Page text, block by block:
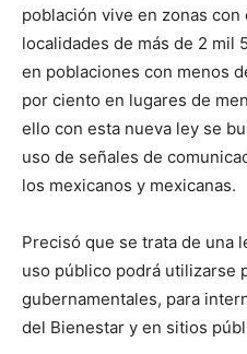
población vive en zonas
localidades de más de 2 mil
en poblaciones con menos
por ciento en lugares de
ello con esta nueva ley se
uso de señales de
los mexicanos y mexicanas.
Precisó que se trata de una
uso público podrá utilizarse
gubernamentales, para
del Bienestar y en sitios